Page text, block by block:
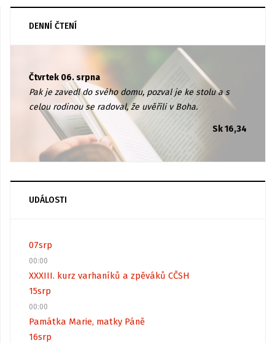
DENNÍ ČTENÍ
Čtvrtek 06. srpna
Pak je zavedl do svého domu, pozval je ke stolu a s
celou rodinou se radoval, že uvěřili v Boha.
Sk 16,34
UDÁLOSTI
07srp
00:00
XXXIII. kurz varhaníků a zpěváků CČSH
15srp
00:00
Památka Marie, matky Páně
16srp